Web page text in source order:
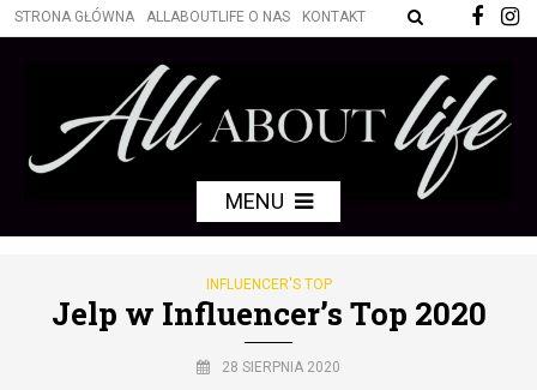
STRONA GŁÓWNA ALLABOUTLIFE O NAS KONTAKT
MENU
INFLUENCER'S TOP
Jelp w Influencer’s Top 2020
28 SIERPNIA 2020